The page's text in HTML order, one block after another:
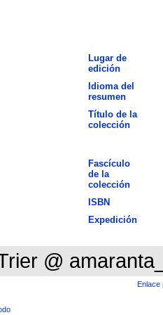
Lugar de
edición
Idioma del
resumen
Título de la
colección
Fascículo
de la
colección
ISBN
Expedición
@
Enlace